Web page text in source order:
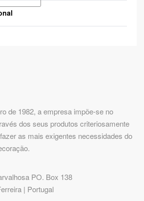
de 1982, a empresa impõe-se no
dos seus produtos criteriosamente
as mais exigentes necessidades do
PO. Box 138
| Portugal